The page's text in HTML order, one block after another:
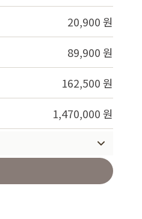
20,900 원
89,900 원
162,500 원
1,470,000 원